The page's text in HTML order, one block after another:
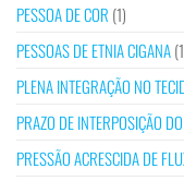
PESSOA DE COR (1)
PESSOAS DE ETNIA CIGANA
PLENA INTEGRAÇÃO NO
PRAZO DE INTERPOSIÇÃO
PRESSÃO ACRESCIDA DE